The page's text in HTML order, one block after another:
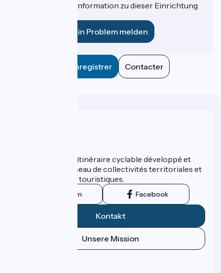
Haben Sie eine Information zu dieser Einrichtung
Ein Problem melden
Enregistrer Contacter
ViaRhôna est un itinéraire cyclable développé et
promu par un réseau de collectivités territoriales et
leurs institutions touristiques.
Instagram Facebook
Kontakt
Unsere Mission